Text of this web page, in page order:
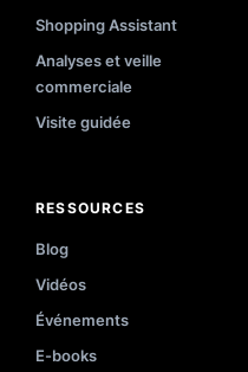
Shopping Assistant
Analyses et veille
commerciale
Visite guidée
RESSOURCES
Blog
Vidéos
Événements
E-books